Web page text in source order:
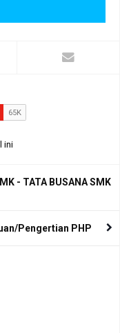
ini
- TATA BUSANA SMK
Pengertian PHP